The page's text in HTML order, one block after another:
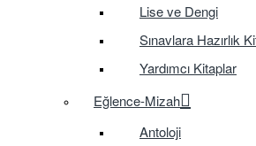
Lise ve Dengi
Sınavlara Hazırlık
Yardımcı Kitaplar
Eğlence-Mizah
Antoloji